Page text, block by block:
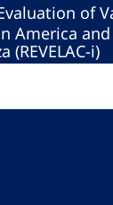
of
America
(REVELAC-i)